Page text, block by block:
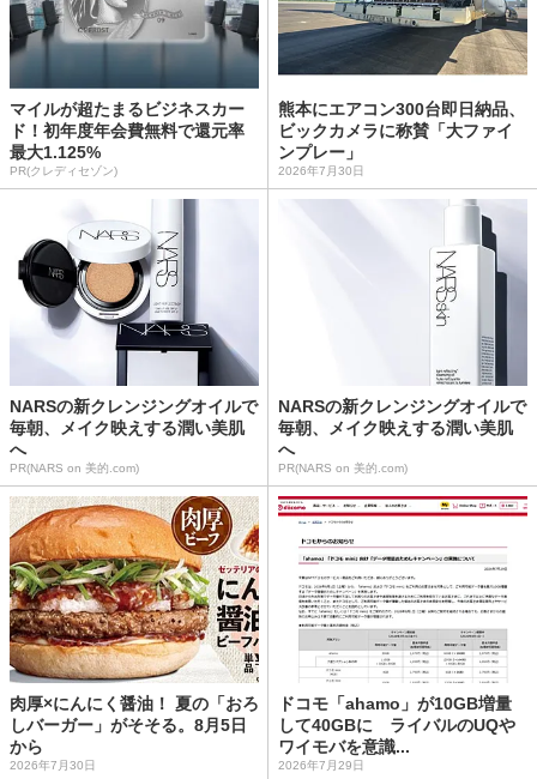
マイルが超たまるビジネスカー
ド！初年度年会費無料で還元率
最大1.125%
PR(クレディセゾン)
熊本にエアコン300台即日納品、
ビックカメラに称賛「大ファイ
ンプレー」
2026年7月30日
NARSの新クレンジングオイルで
毎朝、メイク映えする潤い美肌
へ
PR(NARS on 美的.com)
NARSの新クレンジングオイルで
毎朝、メイク映えする潤い美肌
へ
PR(NARS on 美的.com)
肉厚×にんにく醤油！ 夏の「おろ
しバーガー」がそそる。8月5日
から
2026年7月30日
ドコモ「ahamo」が10GB増量
して40GBに ライバルのUQや
ワイモバを意識...
2026年7月29日